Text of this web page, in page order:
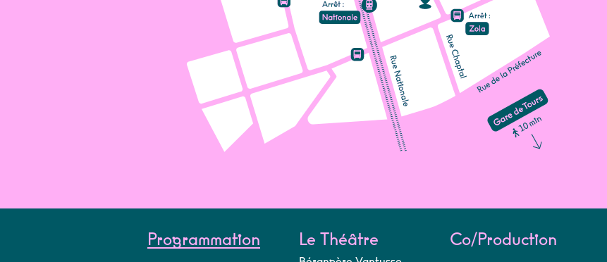
Programmation Le Théâtre Co/Production